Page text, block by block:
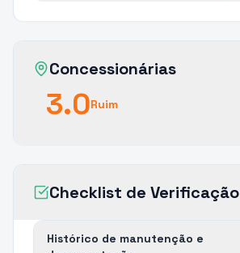
Concessionárias
3.0Ruim
Checklist de Verificação
Histórico de manutenção e